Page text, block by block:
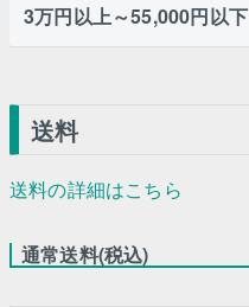
3万円以上～55,000円以下
送料
送料の詳細はこちら
通常送料(税込)